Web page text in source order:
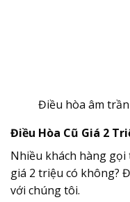
Điều hòa âm trần
Điều Hòa Cũ Giá 2
Nhiều khách hàng gọi
giá 2 triệu có không?
với chúng tôi.